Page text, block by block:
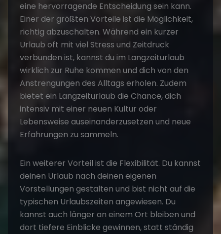
eine hervorragende Entscheidung sein kann.
Einer der größten Vorteile ist die Möglichkeit,
richtig abzuschalten. Während ein kurzer
Urlaub oft mit viel Stress und Zeitdruck
verbunden ist, kannst du im Langzeiturlaub
wirklich zur Ruhe kommen und dich von den
Anstrengungen des Alltags erholen. Zudem
bietet ein Langzeiturlaub die Chance, dich
intensiv mit einer neuen Kultur oder
Lebensweise auseinanderzusetzen und neue
Erfahrungen zu sammeln.
Ein weiterer Vorteil ist die Flexibilität. Du kannst
deinen Urlaub nach deinen eigenen
Vorstellungen gestalten und bist nicht auf die
typischen Urlaubszeiten angewiesen. Du
kannst auch länger an einem Ort bleiben und
dort tiefere Einblicke gewinnen, statt ständig